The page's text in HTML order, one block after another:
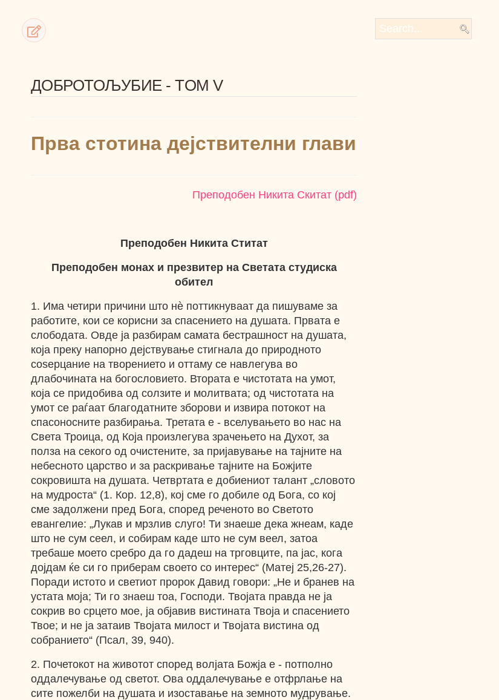
ДОБРОТОЉУБИЕ - TOM V
Прва стотина дејствителни глави
Преподобен Никита Скитат (pdf)
Преподобен Никита Ститат
Преподобен монах и презвитер на Светата студиска
обител
1. Има четири причини што нѐ поттикнуваат да пишуваме за
работите, кои се корисни за спасението на душата. Првата е
слободата. Овде ја разбирам самата бестрашност на душата,
која преку напорно дејствување стигнала до природното
соѕерцание на творението и оттаму се навлегува во
длабочината на богословието. Втората е чистотата на умот,
која се придобива од солзите и молитвата; од чистотата на
умот се раѓаат благодатните зборови и извира потокот на
спасоносните разбирања. Третата е - вселувањето во нас на
Света Троица, од Која произлегува зрачењето на Духот, за
полза на секого од очистените, за пријавување на тајните на
небесното царство и за раскривање тајните на Божјите
сокровишта на душата. Четвртата е добиениот талант „словото
на мудроста“ (1. Кор. 12,8), кој сме го добиле од Бога, со кој
сме задолжени пред Бога, според реченото во Светото
евангелие: „Лукав и мрзлив слуго! Ти знаеше дека жнеам, каде
што не сум сеел, и собирам каде што не сум веел, затоа
требаше моето сребро да го дадеш на трговците, па јас, кога
дојдам ќе си го приберам своето со интерес“ (Матеј 25,26-27).
Поради истото и светиот пророк Давид говори: „Не и бранев на
устата моја; Ти го знаеш тоа, Господи. Твојата правда не ја
сокрив во срцето мое, ја објавив вистината Твоја и спасението
Твое; и не ја затаив Твојата милост и Твојата вистина од
собранието“ (Псал, 39, 940).
2. Почетокот на животот според волјата Божја е - потполно
оддалечување од светот. Ова оддалечување е отфрлање на
сите пожелби на душата и изоставање на земното мудрување.